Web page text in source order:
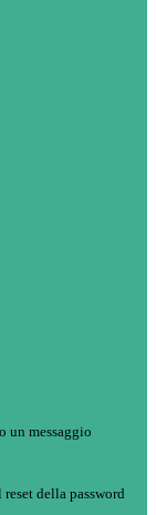
un messaggio
della password